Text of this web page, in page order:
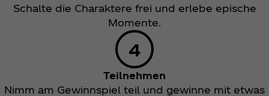
Schalte die Charaktere frei und erlebe epische
Momente.
Teilnehmen
Nimm am Gewinnspiel teil und gewinne mit etwas